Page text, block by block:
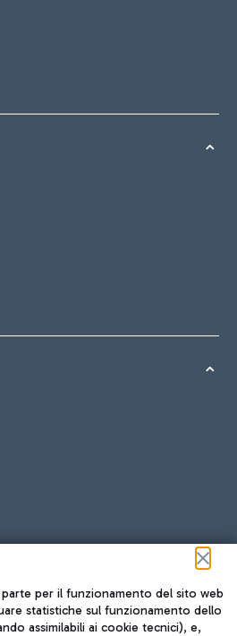
per il funzionamento del sito web
statistiche sul funzionamento dello
assimilabili ai cookie tecnici), e,